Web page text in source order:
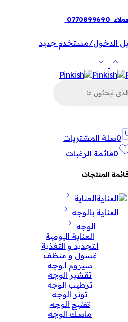
0770899690
الدخول/مستخدم جديد
0سلة المشتريات
0قائمة الرغبات
قائمة المنتجات
العناية
العناية بالوجه
الوجه
العناية اليومية
التجديد و التغذية
غسول و منظف
سيروم الوجه
تقشير الوجه
ترطيب الوجه
تونر الوجه
تفتيح الوجه
ماسك الوجه